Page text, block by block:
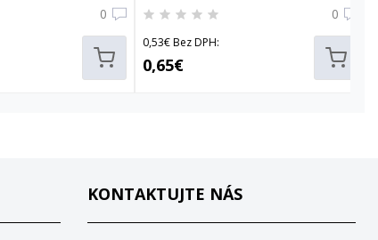
0 0
0,53€ Bez DPH:
0,65€
KONTAKTUJTE NÁS